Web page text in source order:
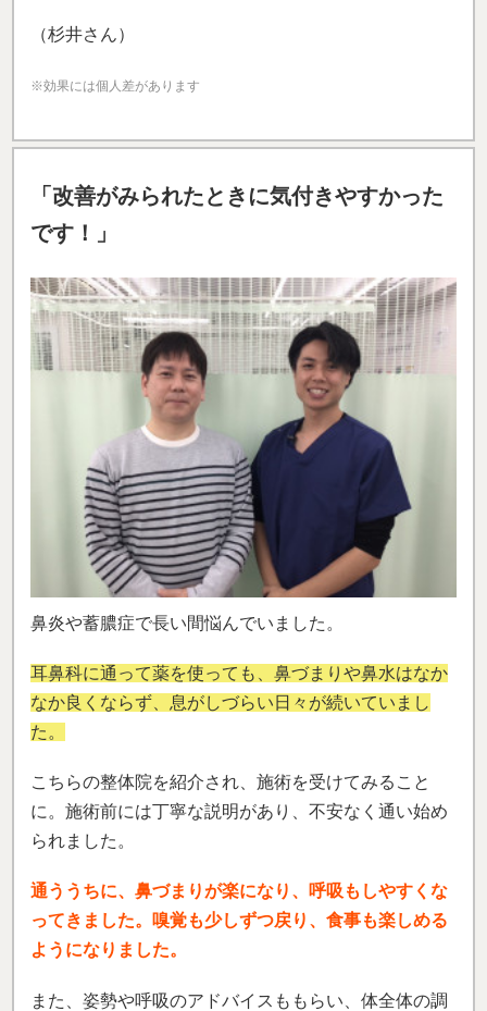
（杉井さん）
※効果には個人差があります
「改善がみられたときに気付きやすかった
です！」
鼻炎や蓄膿症で長い間悩んでいました。
耳鼻科に通って薬を使っても、鼻づまりや鼻水はなか
なか良くならず、息がしづらい日々が続いていまし
た。
こちらの整体院を紹介され、施術を受けてみること
に。施術前には丁寧な説明があり、不安なく通い始め
られました。
通ううちに、鼻づまりが楽になり、呼吸もしやすくな
ってきました。嗅覚も少しずつ戻り、食事も楽しめる
ようになりました。
また、姿勢や呼吸のアドバイスももらい、体全体の調